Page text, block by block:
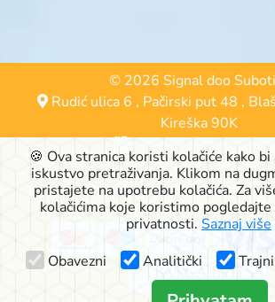
© 2026 Signal doo
Rudić ulica 6 , Pačirski put 48 ,
Kireška 90K
24000 Subotica, Srbija
063-553-574
online@signalshop.rs
🍪 Ova stranica koristi kolačiće kako
iskustvo pretraživanja. Klikom na
pristajete na upotrebu kolačića. Za
kolačićima koje koristimo
privatnosti. Saznaj više
Obavezni
Analitički Trajni